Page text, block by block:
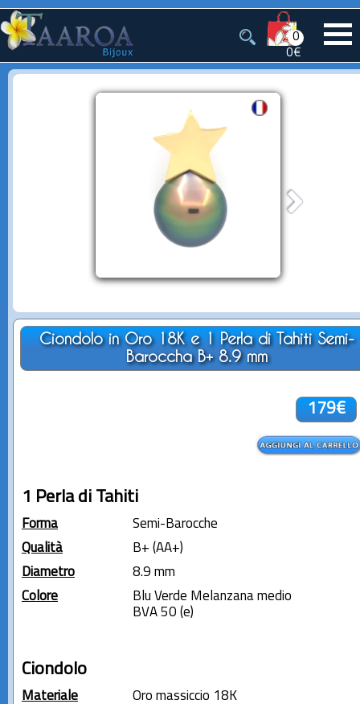
0
0€
Ciondolo in Oro 18K e 1 Perla di Tahiti Semi-
Baroccha B+ 8.9 mm
179€
1 Perla di Tahiti
Forma
Semi-Barocche
Qualità
B+ (AA+)
Diametro
8.9 mm
Colore
Blu Verde Melanzana medio
BVA 50 (e)
Ciondolo
Materiale
Oro massiccio 18K